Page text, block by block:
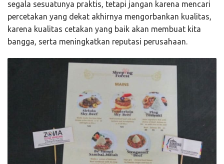
segala sesuatunya praktis, tetapi jangan karena mencari
percetakan yang dekat akhirnya mengorbankan kualitas,
karena kualitas cetakan yang baik akan membuat kita
bangga, serta meningkatkan reputasi perusahaan.